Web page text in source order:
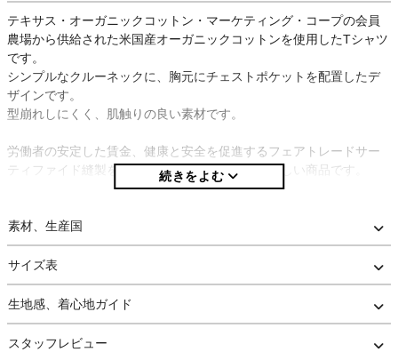
テキサス・オーガニックコットン・マーケティング・コープの会員
農場から供給された⽶国産オーガニックコットンを使⽤したTシャツ
です。
シンプルなクルーネックに、胸元にチェストポケットを配置したデ
ザインです。
型崩れしにくく、肌触りの良い素材です。
労働者の安定した賃金、健康と安全を促進するフェアトレードサー
ティファイド縫製を採用しており、人と環境に優しい商品です。
素材、生産国
サイズ表
生地感、着心地ガイド
スタッフレビュー